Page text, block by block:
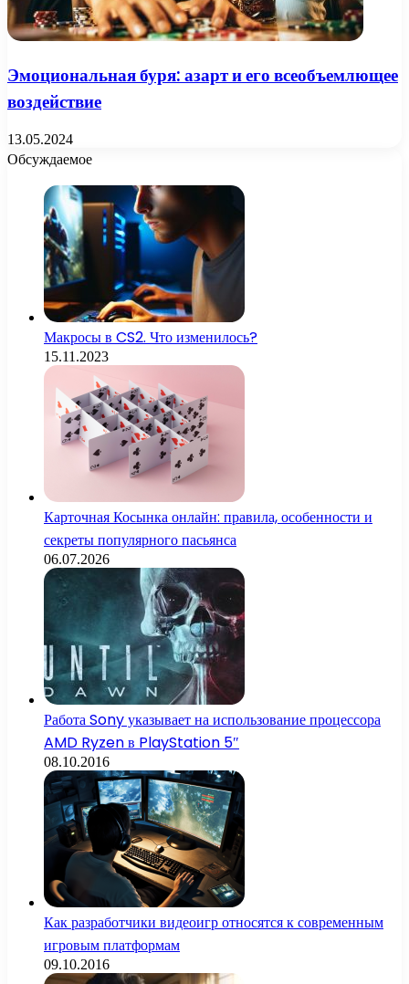
Эмоциональная буря: азарт и его всеобъемлющее
воздействие
13.05.2024
Обсуждаемое
Макросы в CS2. Что изменилось?
15.11.2023
Карточная Косынка онлайн: правила, особенности и
секреты популярного пасьянса
06.07.2026
Работа Sony указывает на использование процессора
AMD Ryzen в PlayStation 5″
08.10.2016
Как разработчики видеоигр относятся к современным
игровым платформам
09.10.2016